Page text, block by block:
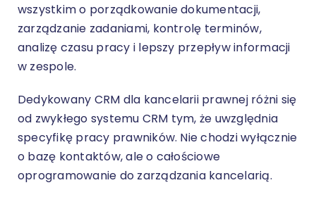
wszystkim o porządkowanie dokumentacji,
zarządzanie zadaniami, kontrolę terminów,
analizę czasu pracy i lepszy przepływ informacji
w zespole.
Dedykowany CRM dla kancelarii prawnej różni się
od zwykłego systemu CRM tym, że uwzględnia
specyfikę pracy prawników. Nie chodzi wyłącznie
o bazę kontaktów, ale o całościowe
oprogramowanie do zarządzania kancelarią.